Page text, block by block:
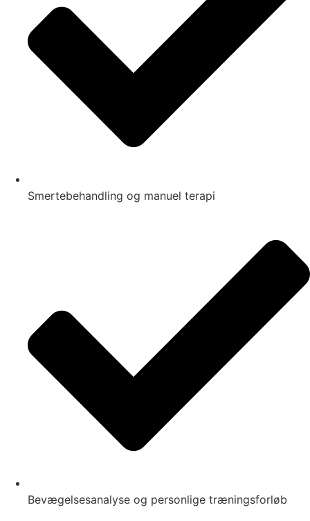
Smertebehandling og manuel terapi
Bevægelsesanalyse og personlige træningsforløb